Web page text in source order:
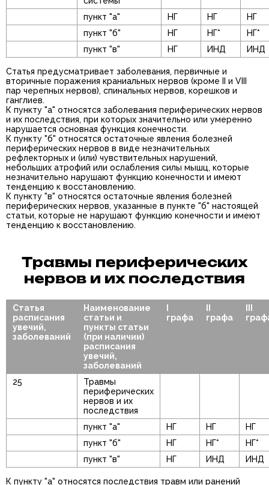
пункт "а"
НГ НГ
НГ
пункт "б"
НГ НГ*
НГ*
пункт "в"
НГ ИНД ИНД
Статья предусматривает заболевания, первичные и
вторичные поражения краниальных нервов (кроме II и VIII
пар черепных нервов), спинальных нервов, корешков и
ганглиев.
К пункту "а" относятся заболевания периферических нервов
и их последствия, при которых значительно или умеренно
нарушается основная функция конечности.
К пункту "б" относятся остаточные явления болезней
периферических нервов в виде незначительных
рефлекторных и (или) чувствительных нарушений,
небольших атрофий или ослабления силы мышц, которые
незначительно нарушают функцию конечности и имеют
тенденцию к восстановлению.
К пункту "в" относятся остаточные явления болезней
периферических нервов, указанные в пункте "б" настоящей
статьи, которые не нарушают функцию конечности и имеют
тенденцию к восстановлению.
Травмы периферических
нервов и их последствия
Статья
расписания
увечий,
заболеваний
Наименование
статьи и
пункты статьи
(при наличии)
расписания
увечий,
заболеваний
графа
графа
25
Травмы
периферических
нервов и их
последствия
пункт "а"
НГ НГ
НГ
пункт "б"
НГ НГ*
НГ*
пункт "в"
НГ ИНД ИНД
К пункту "а" относятся последствия травм или ранений